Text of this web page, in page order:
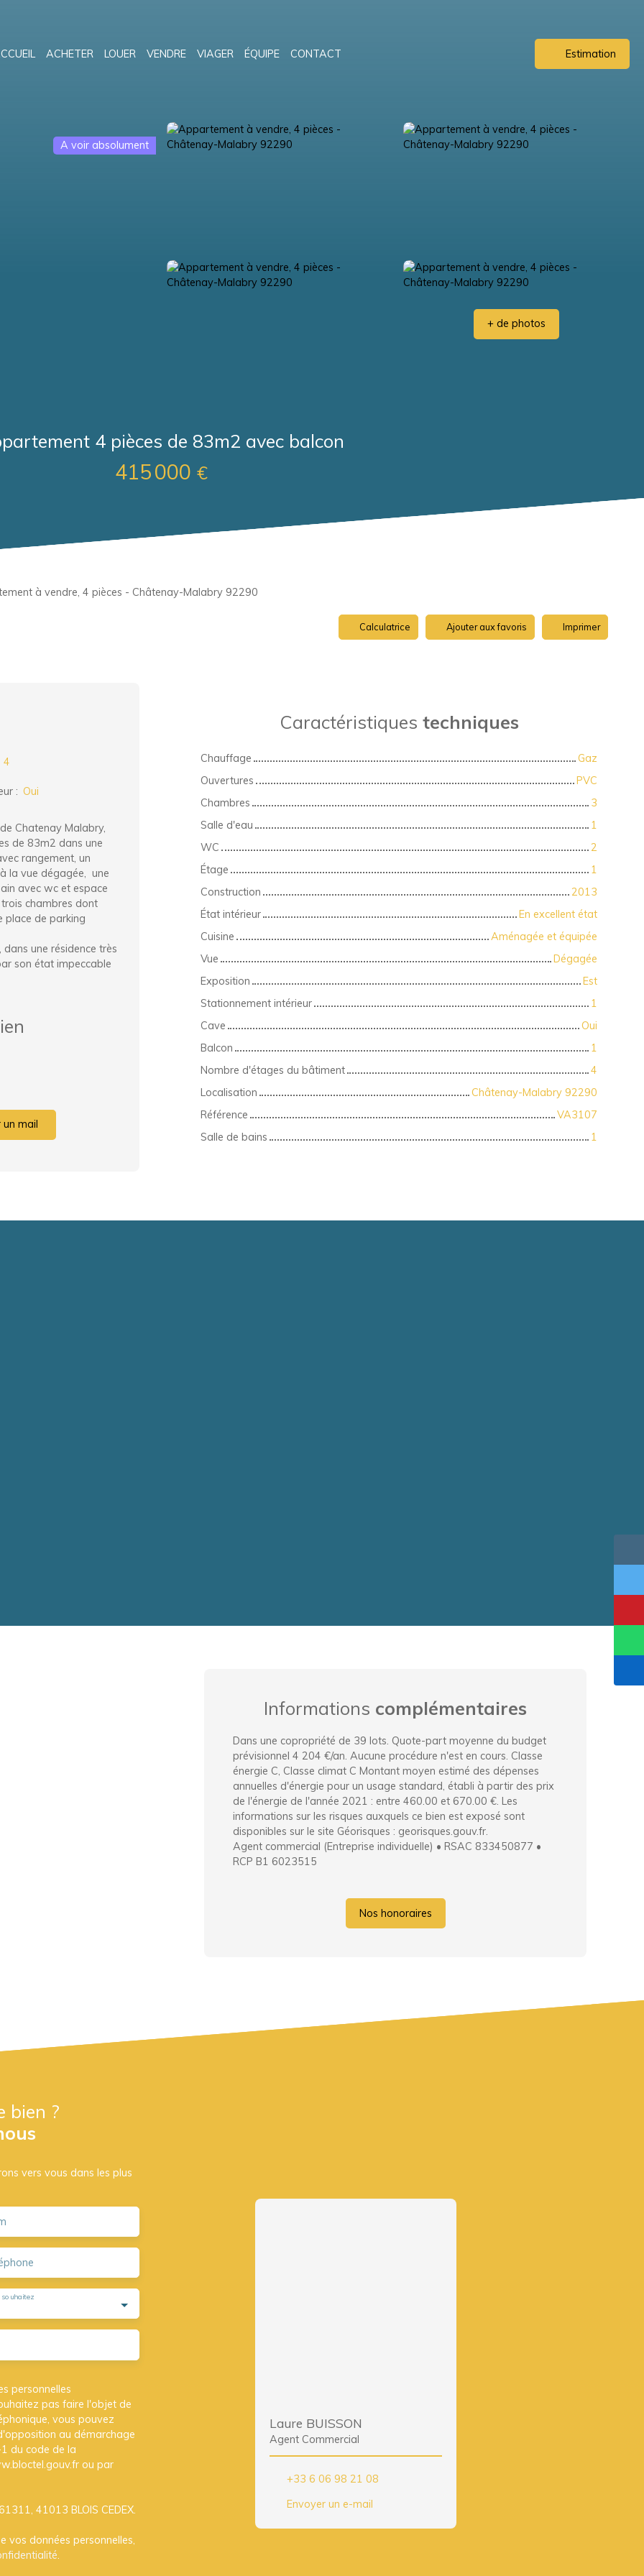
ACHETER LOUER VENDRE VIAGER ÉQUIPE CONTACT Estimation
A voir absolument
+ de photos
4 pièces de 83m2 avec balcon
415 000 €
à vendre, 4 pièces - Châtenay-Malabry 92290
Calculatrice Ajouter aux favoris Imprimer
4
: Oui
Chatenay Malabry,
de 83m2 dans une
rangement, un
la vue dégagée, une
avec wc et espace
chambres dont
place de parking
une résidence très
son état impeccable
mail
Caractéristiques techniques
Chauffage
Gaz
Ouvertures
PVC
Chambres
3
Salle d'eau
1
WC
2
Étage
1
Construction
2013
État intérieur
En excellent état
Cuisine
Aménagée et équipée
Vue
Dégagée
Exposition
Est
Stationnement intérieur
1
Cave
Oui
Balcon
1
Nombre d'étages du bâtiment
4
Localisation
Châtenay-Malabry 92290
Référence
VA3107
Salle de bains
1
Informations complémentaires
Dans une copropriété de 39 lots. Quote-part moyenne du budget
prévisionnel 4 204 €/an. Aucune procédure n'est en cours. Classe
énergie C, Classe climat C Montant moyen estimé des dépenses
annuelles d'énergie pour un usage standard, établi à partir des prix
de l'énergie de l'année 2021 : entre 460.00 et 670.00 €. Les
informations sur les risques auxquels ce bien est exposé sont
disponibles sur le site Géorisques : georisques.gouv.fr.
Agent commercial (Entreprise individuelle) • RSAC 833450877 •
RCP B1 6023515
Nos honoraires
bien ?
vers vous dans les plus
souhaitez
personnelles
pas faire l'objet de
vous pouvez
au démarchage
du code de la
ou par
41013 BLOIS CEDEX.
vos données personnelles,
.
Laure BUISSON
Agent Commercial
+33 6 06 98 21 08
Envoyer un e-mail